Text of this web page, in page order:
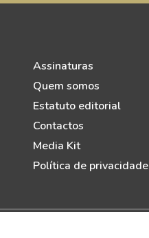
Assinaturas
Quem somos
Estatuto editorial
Contactos
Media Kit
Política de privacidade